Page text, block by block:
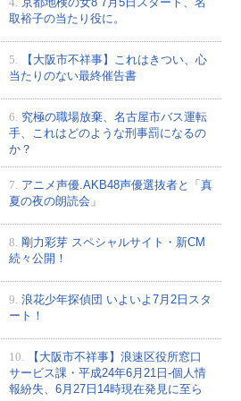
取裕子の当たり役に。
5.
【大阪市不祥事】これはきつい、心
当たりのない最終催告書
6. 究極の職場放棄、名古屋市バス運転
手、これはどのような刑事罰になるの
か？
7. アニメ声優.AKB48声優選抜者と「真
夏の夜の朗読会」
8. 剛力彩芽 スペシャルサイト・新CM
続々公開！
9. 浪花少年探偵団 いよいよ7月2日スタ
ート！
10.
【大阪市不祥事】浪速区役所窓口
サービス課・平成24年6月21日-個人情
報紛失、6月27日14時現在発見に至ら